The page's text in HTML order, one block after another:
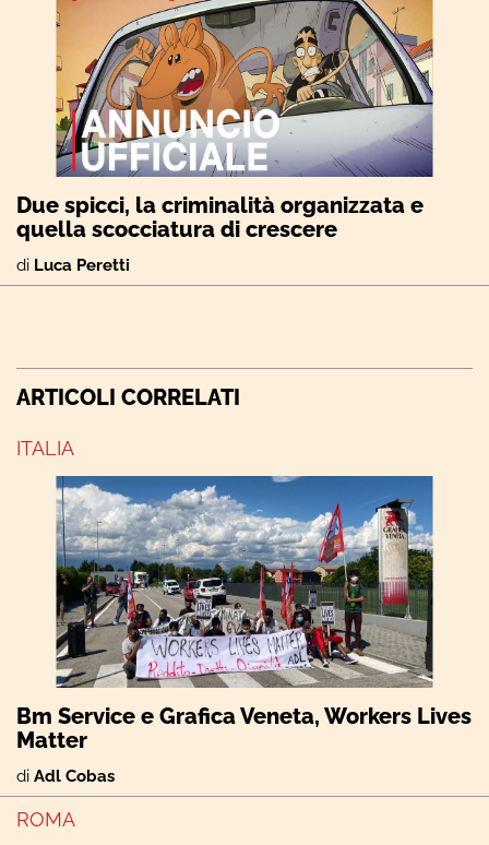
Due spicci, la criminalità organizzata e
quella scocciatura di crescere
di Luca Peretti
ARTICOLI CORRELATI
ITALIA
Bm Service e Grafica Veneta, Workers Lives
Matter
di Adl Cobas
ROMA